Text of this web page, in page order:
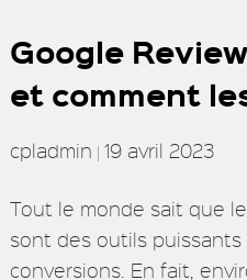
Google
et comment
cpladmin | 19 avril 2023
Tout le monde sait que
sont des outils
conversions. En fait,